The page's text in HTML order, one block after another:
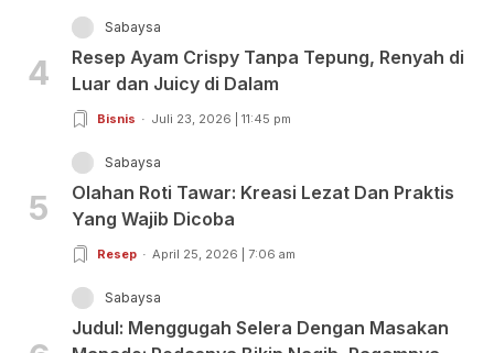
4
Sabaysa
Resep Ayam Crispy Tanpa Tepung, Renyah di
Luar dan Juicy di Dalam
Bisnis Juli 23, 2026 | 11:45 pm
5
Sabaysa
Olahan Roti Tawar: Kreasi Lezat Dan Praktis
Yang Wajib Dicoba
Resep April 25, 2026 | 7:06 am
Sabaysa
Judul: Menggugah Selera Dengan Masakan